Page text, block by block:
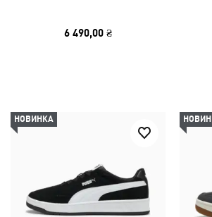
6 490,00 ₴
НОВИНКА